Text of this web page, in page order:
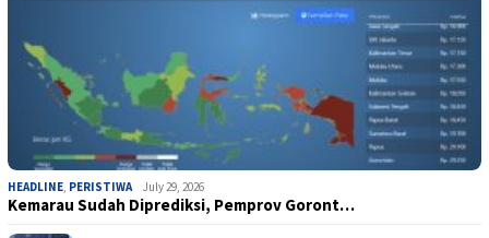
HEADLINE, PERISTIWA July 29, 2026
Kemarau Sudah Diprediksi, Pemprov Goront…